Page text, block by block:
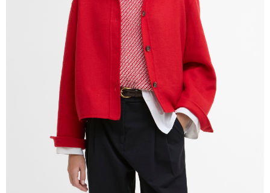
１．透過由恩沛科技股份有限公司提供之「AFTEE先享後付」服務完成之交
易，需依本服務之必要範圍內提供個人資料，並將交易相關給付款項請求債
權轉讓予恩沛科技股份有限公司。
２．關於個人資料處理事宜，請瀏覽以下網址：
https://aftee.tw/terms/#terms3
３．未成年的使用者請事先徵得法定代理人或監護人之同意方可使用
「AFTEE先享後付」，若未經同意申辦者引起之損失，本公司不負相關責
４．使用「AFTEE先享後付」時，將依據個別帳號之用戶狀況，依本公司即
時審查核予不同之上限額度；若仍有額度不足之情形，本公司將視審查結果
請求用戶進行身份認證。
５．嚴禁一人註冊多個帳號或使用他人資訊註冊。若發現惡意使用之情形，
恩沛科技股份有限公司將有權停止該用戶之使用額度並採取法律行動。